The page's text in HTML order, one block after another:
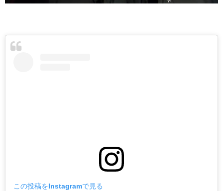
この投稿をInstagramで見る